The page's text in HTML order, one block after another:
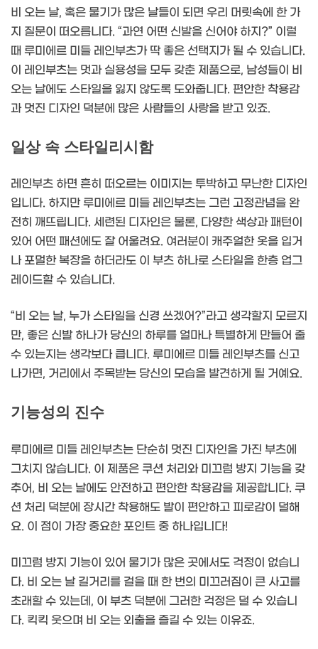
비 오는 날, 혹은 물기가 많은 날들이 되면 우리 머릿속에 한 가
지 질문이 떠오릅니다. “과연 어떤 신발을 신어야 하지?” 이럴
때 루미에르 미들 레인부츠가 딱 좋은 선택지가 될 수 있습니다.
이 레인부츠는 멋과 실용성을 모두 갖춘 제품으로, 남성들이 비
오는 날에도 스타일을 잃지 않도록 도와줍니다. 편안한 착용감
과 멋진 디자인 덕분에 많은 사람들의 사랑을 받고 있죠.
일상 속 스타일리시함
레인부츠 하면 흔히 떠오르는 이미지는 투박하고 무난한 디자인
입니다. 하지만 루미에르 미들 레인부츠는 그런 고정관념을 완
전히 깨뜨립니다. 세련된 디자인은 물론, 다양한 색상과 패턴이
있어 어떤 패션에도 잘 어울려요. 여러분이 캐주얼한 옷을 입거
나 포멀한 복장을 하더라도 이 부츠 하나로 스타일을 한층 업그
레이드할 수 있습니다.
“비 오는 날, 누가 스타일을 신경 쓰겠어?”라고 생각할지 모르지
만, 좋은 신발 하나가 당신의 하루를 얼마나 특별하게 만들어 줄
수 있는지는 생각보다 큽니다. 루미에르 미들 레인부츠를 신고
나가면, 거리에서 주목받는 당신의 모습을 발견하게 될 거예요.
기능성의 진수
루미에르 미들 레인부츠는 단순히 멋진 디자인을 가진 부츠에
그치지 않습니다. 이 제품은 쿠션 처리와 미끄럼 방지 기능을 갖
추어, 비 오는 날에도 안전하고 편안한 착용감을 제공합니다. 쿠
션 처리 덕분에 장시간 착용해도 발이 편안하고 피로감이 덜해
요. 이 점이 가장 중요한 포인트 중 하나입니다!
미끄럼 방지 기능이 있어 물기가 많은 곳에서도 걱정이 없습니
다. 비 오는 날 길거리를 걸을 때 한 번의 미끄러짐이 큰 사고를
초래할 수 있는데, 이 부츠 덕분에 그러한 걱정은 덜 수 있습니
다. 킥킥 웃으며 비 오는 외출을 즐길 수 있는 이유죠.